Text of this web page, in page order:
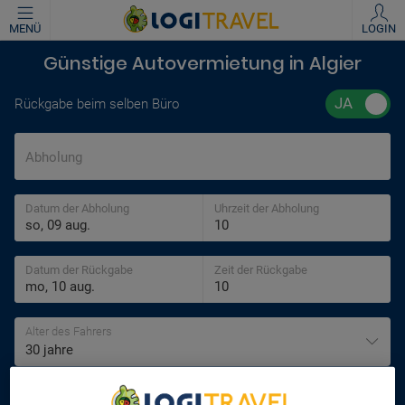
MENÜ LOGIN
Günstige Autovermietung in Algier
Rückgabe beim selben Büro
Abholung
Datum der Abholung Uhrzeit der Abholung
Datum der Rückgabe Zeit der Rückgabe
Alter des Fahrers
30 jahre